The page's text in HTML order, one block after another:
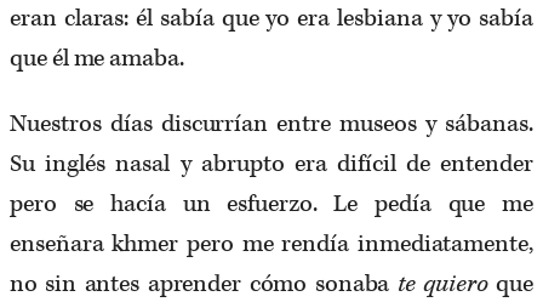
eran claras: él sabía que yo era lesbiana y yo sabía
que él me amaba.
Nuestros días discurrían entre museos y sábanas.
Su inglés nasal y abrupto era difícil de entender
pero se hacía un esfuerzo. Le pedía que me
enseñara khmer pero me rendía inmediatamente,
no sin antes aprender cómo sonaba te quieroque